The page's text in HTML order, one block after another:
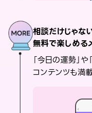
相談だけじゃな
無料で楽しめる
「今日の運勢」
コンテンツも満載